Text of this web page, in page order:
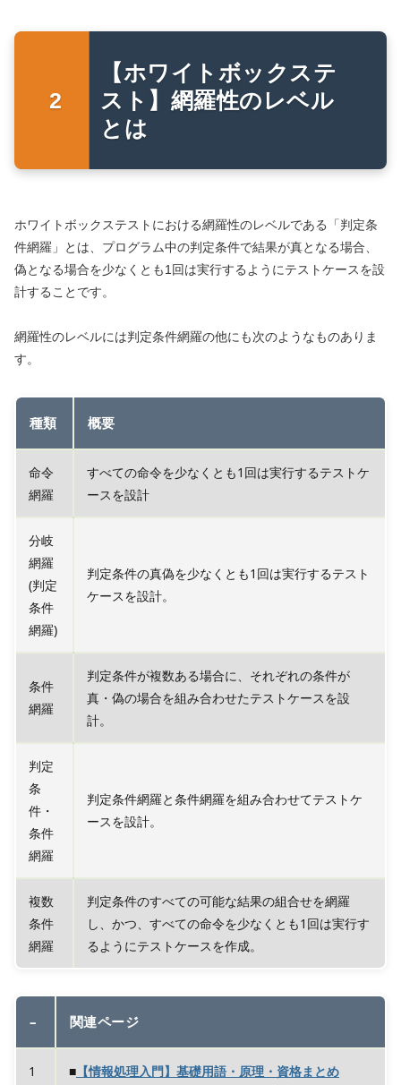
【ホワイトボックステ
スト】網羅性のレベル
とは
ホワイトボックステストにおける網羅性のレベルである「判定条
件網羅」とは、プログラム中の判定条件で結果が真となる場合、
偽となる場合を少なくとも1回は実行するようにテストケースを設
計することです。
網羅性のレベルには判定条件網羅の他にも次のようなものありま
す。
種類 概要
命令
網羅
すべての命令を少なくとも1回は実行するテストケ
ースを設計
分岐
網羅
(判定
条件
網羅)
判定条件の真偽を少なくとも1回は実行するテスト
ケースを設計。
条件
網羅
判定条件が複数ある場合に、それぞれの条件が
真・偽の場合を組み合わせたテストケースを設
計。
判定
条
件・
条件
網羅
判定条件網羅と条件網羅を組み合わせてテストケ
ースを設計。
複数
条件
網羅
判定条件のすべての可能な結果の組合せを網羅
し、かつ、すべての命令を少なくとも1回は実行す
るようにテストケースを作成。
– 関連ページ
1 ■ 【情報処理入門】基礎用語・原理・資格まとめ